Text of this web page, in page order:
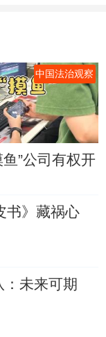
中国法治观察
鱼”公司有权开
书》藏祸心
未来可期